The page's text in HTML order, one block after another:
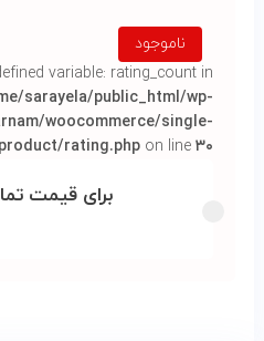
ناموجود
variable: rating_count in
sarayela/public_html/wp-
woocommerce/single-
product/rating.php on line۳۰
برای قیمت